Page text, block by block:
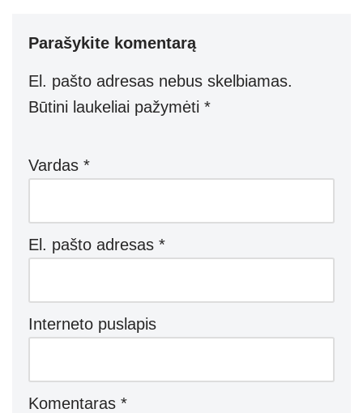
A
p
p
a
m
n
g
er
Parašykite komentarą
El. pašto adresas nebus skelbiamas.
Būtini laukeliai pažymėti *
Vardas *
El. pašto adresas *
Interneto puslapis
Komentaras *